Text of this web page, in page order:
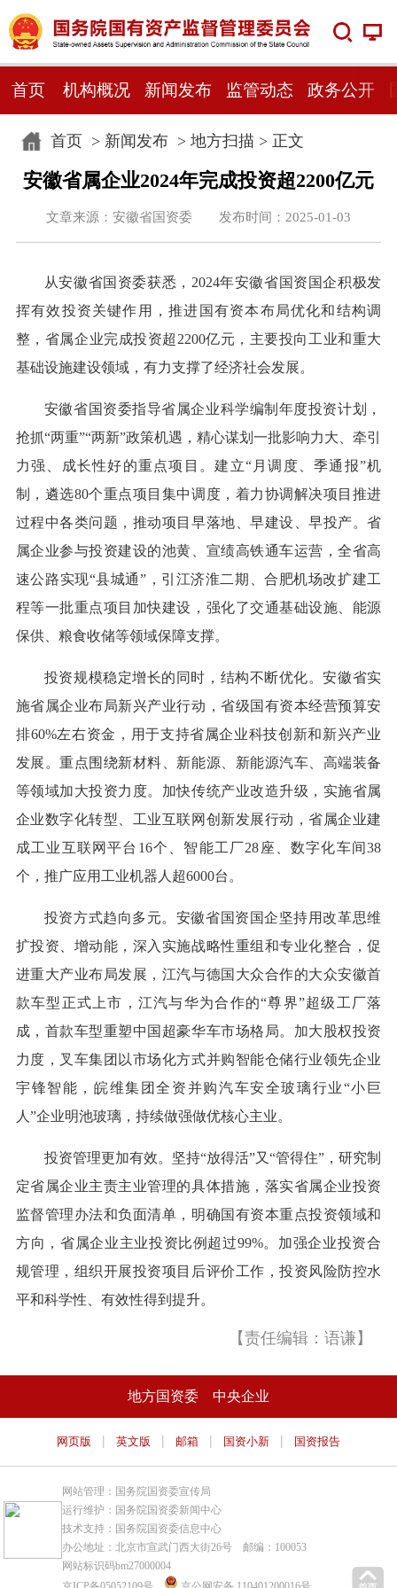
首页 机构概况 新闻发布 监管动态 政务公开
首页> 新闻发布> 地方扫描 > 正文
安徽省属企业2024年完成投资超2200亿元
文章来源：安徽省国资委 发布时间：2025-01-03
从安徽省国资委获悉，2024年安徽省国资国企积极发
挥有效投资关键作用，推进国有资本布局优化和结构调
整，省属企业完成投资超2200亿元，主要投向工业和重大
基础设施建设领域，有力支撑了经济社会发展。
安徽省国资委指导省属企业科学编制年度投资计划，
抢抓“两重”“两新”政策机遇，精心谋划一批影响力大、牵引
力强、成长性好的重点项目。建立“月调度、季通报”机
制，遴选80个重点项目集中调度，着力协调解决项目推进
过程中各类问题，推动项目早落地、早建设、早投产。省
属企业参与投资建设的池黄、宣绩高铁通车运营，全省高
速公路实现“县城通”，引江济淮二期、合肥机场改扩建工
程等一批重点项目加快建设，强化了交通基础设施、能源
保供、粮食收储等领域保障支撑。
投资规模稳定增长的同时，结构不断优化。安徽省实
施省属企业布局新兴产业行动，省级国有资本经营预算安
排60%左右资金，用于支持省属企业科技创新和新兴产业
发展。重点围绕新材料、新能源、新能源汽车、高端装备
等领域加大投资力度。加快传统产业改造升级，实施省属
企业数字化转型、工业互联网创新发展行动，省属企业建
成工业互联网平台16个、智能工厂28座、数字化车间38
个，推广应用工业机器人超6000台。
投资方式趋向多元。安徽省国资国企坚持用改革思维
扩投资、增动能，深入实施战略性重组和专业化整合，促
进重大产业布局发展，江汽与德国大众合作的大众安徽首
款车型正式上市，江汽与华为合作的“尊界”超级工厂落
成，首款车型重塑中国超豪华车市场格局。加大股权投资
力度，叉车集团以市场化方式并购智能仓储行业领先企业
宇锋智能，皖维集团全资并购汽车安全玻璃行业“小巨
人”企业明池玻璃，持续做强做优核心主业。
投资管理更加有效。坚持“放得活”又“管得住”，研究制
定省属企业主责主业管理的具体措施，落实省属企业投资
监督管理办法和负面清单，明确国有资本重点投资领域和
方向，省属企业主业投资比例超过99%。加强企业投资合
规管理，组织开展投资项目后评价工作，投资风险防控水
平和科学性、有效性得到提升。
【责任编辑：语谦】
地方国资委 中央企业
网页版 | 英文版 | 邮箱 | 国资小新 | 国资报告
网站管理：国务院国资委宣传局
运行维护：国务院国资委新闻中心
技术支持：国务院国资委信息中心
办公地址：北京市宣武门西大街26号 邮编：100053
网站标识码bm27000004